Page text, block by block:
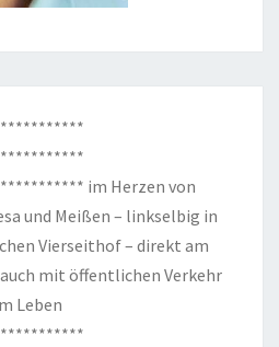
im Herzen von
und Meißen – linkselbig in
Vierseithof – direkt am
mit öffentlichen Verkehr
Leben